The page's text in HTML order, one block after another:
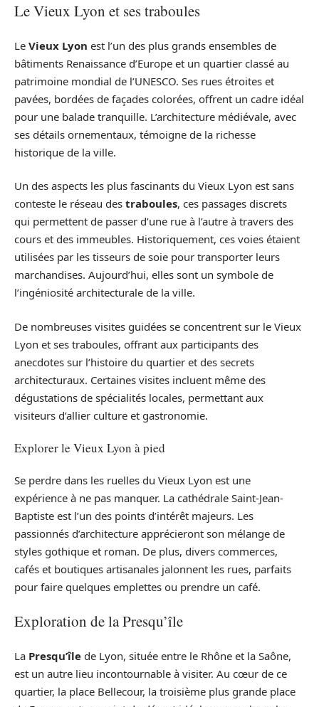
Le Vieux Lyon et ses traboules
Le Vieux Lyon est l’un des plus grands ensembles de
bâtiments Renaissance d’Europe et un quartier classé au
patrimoine mondial de l’UNESCO. Ses rues étroites et
pavées, bordées de façades colorées, offrent un cadre idéal
pour une balade tranquille. L’architecture médiévale, avec
ses détails ornementaux, témoigne de la richesse
historique de la ville.
Un des aspects les plus fascinants du Vieux Lyon est sans
conteste le réseau des traboules, ces passages discrets
qui permettent de passer d’une rue à l’autre à travers des
cours et des immeubles. Historiquement, ces voies étaient
utilisées par les tisseurs de soie pour transporter leurs
marchandises. Aujourd’hui, elles sont un symbole de
l’ingéniosité architecturale de la ville.
De nombreuses visites guidées se concentrent sur le Vieux
Lyon et ses traboules, offrant aux participants des
anecdotes sur l’histoire du quartier et des secrets
architecturaux. Certaines visites incluent même des
dégustations de spécialités locales, permettant aux
visiteurs d’allier culture et gastronomie.
Explorer le Vieux Lyon à pied
Se perdre dans les ruelles du Vieux Lyon est une
expérience à ne pas manquer. La cathédrale Saint-Jean-
Baptiste est l’un des points d’intérêt majeurs. Les
passionnés d’architecture apprécieront son mélange de
styles gothique et roman. De plus, divers commerces,
cafés et boutiques artisanales jalonnent les rues, parfaits
pour faire quelques emplettes ou prendre un café.
Exploration de la Presqu’île
La Presqu’île de Lyon, située entre le Rhône et la Saône,
est un autre lieu incontournable à visiter. Au cœur de ce
quartier, la place Bellecour, la troisième plus grande place